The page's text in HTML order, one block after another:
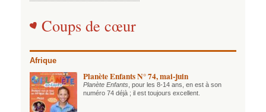
Coups de cœur
Afrique
Planète Enfants N° 74, mai-juin
Planète Enfants , pour les 8-14 ans, en est à son
numéro 74 déjà ; il est toujours excellent.